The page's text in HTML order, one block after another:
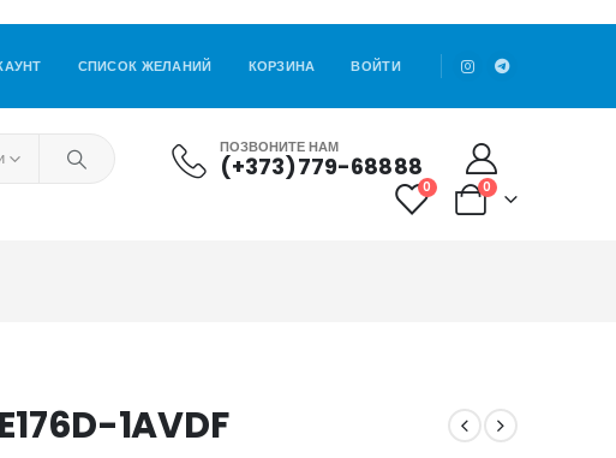
СПИСОК ЖЕЛАНИЙ КОРЗИНА ВОЙТИ
ПОЗВОНИТЕ НАМ
(+373)779-68888
0 0
1AVDF